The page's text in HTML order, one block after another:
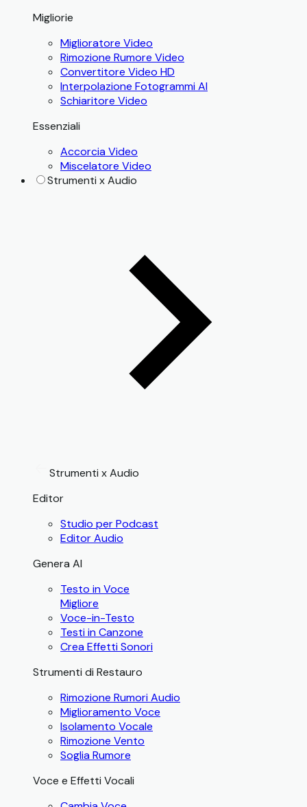
Migliorie
Miglioratore Video
Rimozione Rumore Video
Convertitore Video HD
Interpolazione Fotogrammi AI
Schiaritore Video
Essenziali
Accorcia Video
Miscelatore Video
Strumenti x Audio
Strumenti x Audio
Editor
Studio per Podcast
Editor Audio
Genera AI
Testo in Voce
Migliore
Voce-in-Testo
Testi in Canzone
Crea Effetti Sonori
Strumenti di Restauro
Rimozione Rumori Audio
Miglioramento Voce
Isolamento Vocale
Rimozione Vento
Soglia Rumore
Voce e Effetti Vocali